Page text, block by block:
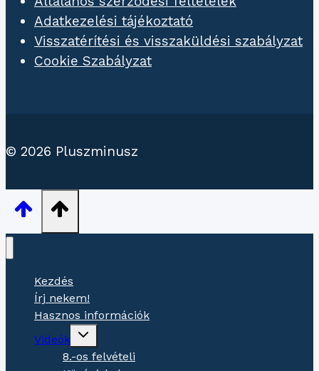
Adatkezelési tájékoztató
Visszatérítési és visszaküldési szabályzat
Cookie Szabályzat
© 2026 Pluszminusz
Kezdés
Írj nekem!
Hasznos információk
Videók
Gyermekmenü
8.-os felvételi